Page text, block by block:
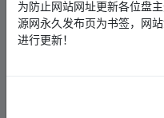
高级版支持多格
【安卓】《猎魔
为防止网站网址更新各位盘
源网永久发布页为书签，网
进行更新！